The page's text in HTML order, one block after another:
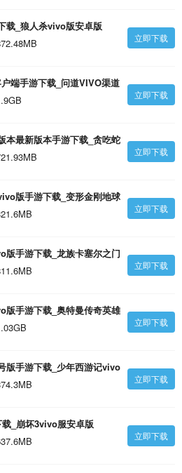
载_狼人杀vivo版安卓版
立即下载
端手游下载_问道VIVO渠道
立即下载
本最新版本手游下载_贪吃蛇
本安卓版
立即下载
版手游下载_变形金刚地球
立即下载
版手游下载_龙族卡塞尔之门
立即下载
版手游下载_奥特曼传奇英雄
立即下载
版手游下载_少年西游记vivo
立即下载
_崩坏3vivo服安卓版
立即下载